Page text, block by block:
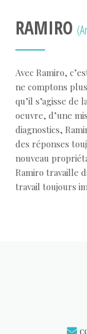
RAMIRO
Avec Ramiro,
ne comptons
qu’il s’agisse
oeuvre, d’une
diagnostics,
des réponses
nouveau
Ramiro travaille
travail toujours